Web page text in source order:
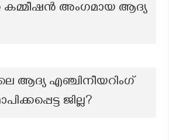
അംഗമായ ആദ്യ
ആദ്യ എഞ്ചിനീയറിംഗ്
ജില്ല?